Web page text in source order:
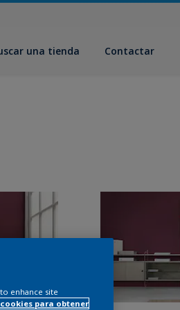
una tienda Contactar
enhance site
para obtener